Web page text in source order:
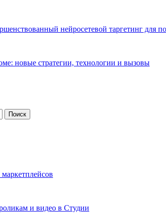
нейросетевой таргетинг для
новые стратегии, технологии и вызовы
маркетплейсов
и видео в Студии